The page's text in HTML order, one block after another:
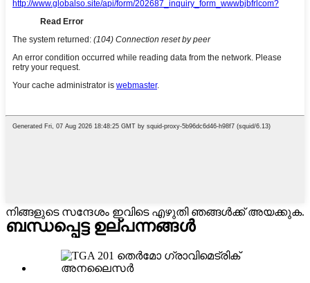
നിങ്ങളുടെ സന്ദേശം ഇവിടെ എഴുതി ഞങ്ങൾക്ക് അയക്കുക.
ബന്ധപ്പെട്ട ഉല്പന്നങ്ങൾ